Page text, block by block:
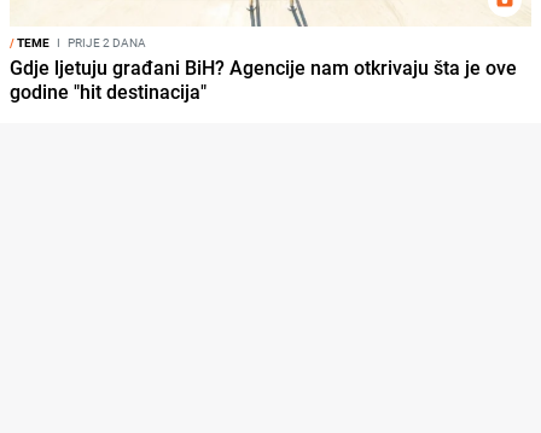
/TEME I PRIJE 2 DANA
Gdje ljetuju građani BiH? Agencije nam otkrivaju šta je ove
godine "hit destinacija"